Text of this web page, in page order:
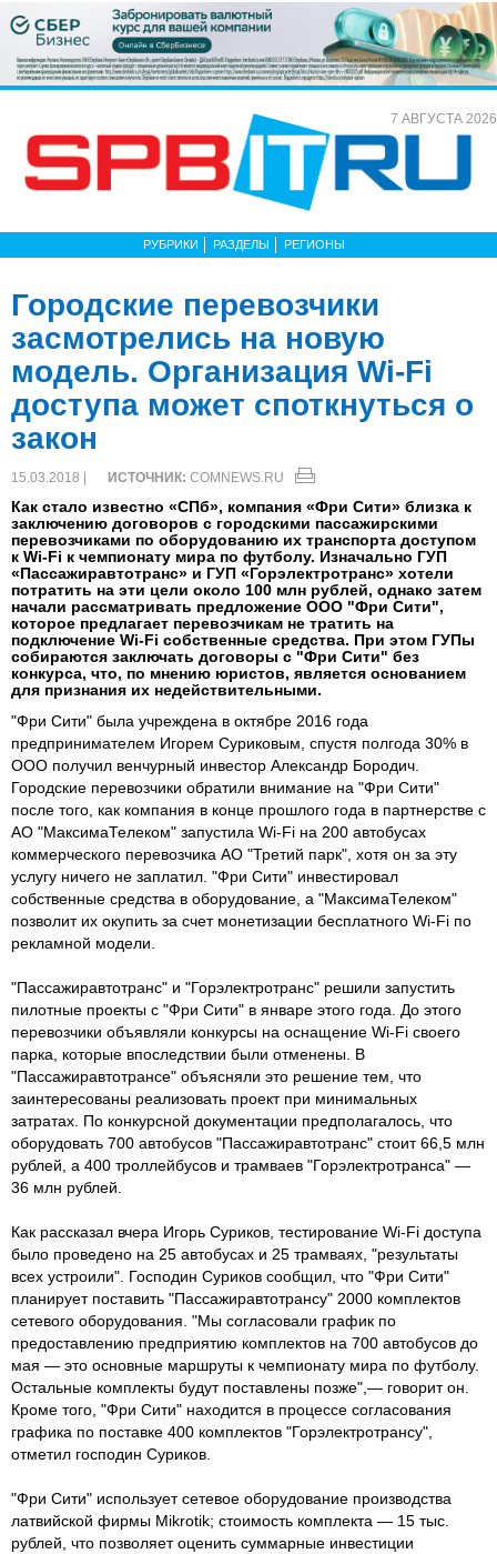
7 АВГУСТА 2026
РУБРИКИ РАЗДЕЛЫ РЕГИОНЫ
Городские перевозчики
засмотрелись на новую
модель. Организация Wi-Fi
доступа может споткнуться о
закон
15.03.2018 | ИСТОЧНИК: COMNEWS.RU
Как стало известно «СПб», компания «Фри Сити» близка к
заключению договоров с городскими пассажирскими
перевозчиками по оборудованию их транспорта доступом
к Wi-Fi к чемпионату мира по футболу. Изначально ГУП
«Пассажиравтотранс» и ГУП «Горэлектротранс» хотели
потратить на эти цели около 100 млн рублей, однако затем
начали рассматривать предложение ООО "Фри Сити",
которое предлагает перевозчикам не тратить на
подключение Wi-Fi собственные средства. При этом ГУПы
собираются заключать договоры с "Фри Сити" без
конкурса, что, по мнению юристов, является основанием
для признания их недействительными.
"Фри Сити" была учреждена в октябре 2016 года
предпринимателем Игорем Суриковым, спустя полгода 30% в
ООО получил венчурный инвестор Александр Бородич.
Городские перевозчики обратили внимание на "Фри Сити"
после того, как компания в конце прошлого года в партнерстве с
АО "МаксимаТелеком" запустила Wi-Fi на 200 автобусах
коммерческого перевозчика АО "Третий парк", хотя он за эту
услугу ничего не заплатил. "Фри Сити" инвестировал
собственные средства в оборудование, а "МаксимаТелеком"
позволит их окупить за счет монетизации бесплатного Wi-Fi по
рекламной модели.
"Пассажиравтотранс" и "Горэлектротранс" решили запустить
пилотные проекты с "Фри Сити" в январе этого года. До этого
перевозчики объявляли конкурсы на оснащение Wi-Fi своего
парка, которые впоследствии были отменены. В
"Пассажиравтотрансе" объясняли это решение тем, что
заинтересованы реализовать проект при минимальных
затратах. По конкурсной документации предполагалось, что
оборудовать 700 автобусов "Пассажиравтотранс" стоит 66,5 млн
рублей, а 400 троллейбусов и трамваев "Горэлектротранса" —
36 млн рублей.
Как рассказал вчера Игорь Суриков, тестирование Wi-Fi доступа
было проведено на 25 автобусах и 25 трамваях, "результаты
всех устроили". Господин Суриков сообщил, что "Фри Сити"
планирует поставить "Пассажиравтотрансу" 2000 комплектов
сетевого оборудования. "Мы согласовали график по
предоставлению предприятию комплектов на 700 автобусов до
мая — это основные маршруты к чемпионату мира по футболу.
Остальные комплекты будут поставлены позже",— говорит он.
Кроме того, "Фри Сити" находится в процессе согласования
графика по поставке 400 комплектов "Горэлектротрансу",
отметил господин Суриков.
"Фри Сити" использует сетевое оборудование производства
латвийской фирмы Mikrotik; стоимость комплекта — 15 тыс.
рублей, что позволяет оценить суммарные инвестиции